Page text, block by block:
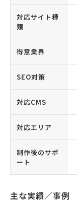
対応サイト種
類
得意業界
SEO対策
対応CMS
対応エリア
制作後のサポ
ート
主な実績／事例